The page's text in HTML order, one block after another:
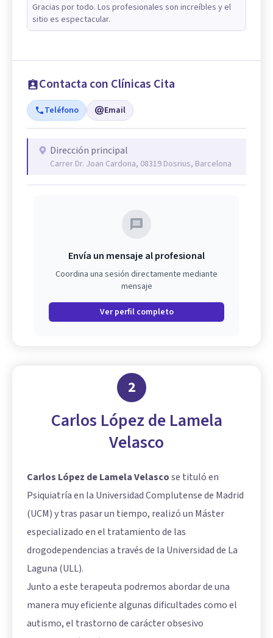
Gracias por todo. Los profesionales son increíbles y el
sitio es espectacular.
Contacta con Clínicas Cita
Teléfono Email
Dirección principal
Carrer Dr. Joan Cardona, 08319 Dosrius, Barcelona
Envía un mensaje al profesional
Coordina una sesión directamente mediante
mensaje
Ver perfil completo
2
Carlos López de Lamela
Velasco
Carlos López de Lamela Velascose tituló en
Psiquiatría en la Universidad Complutense de Madrid
(UCM) y tras pasar un tiempo, realizó un Máster
especializado en el tratamiento de las
drogodependencias a través de la Universidad de La
Laguna (ULL).
Junto a este terapeuta podremos abordar de una
manera muy eficiente algunas dificultades como el
autismo, el trastorno de carácter obsesivo